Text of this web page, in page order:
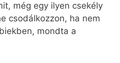
még egy ilyen csekély
csodálkozzon, ha nem
mondta a